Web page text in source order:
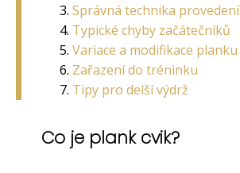
Správná technika provedení
Typické chyby začátečníků
Variace a modifikace planku
Zařazení do tréninku
Tipy pro delší výdrž
Co je plank cvik?